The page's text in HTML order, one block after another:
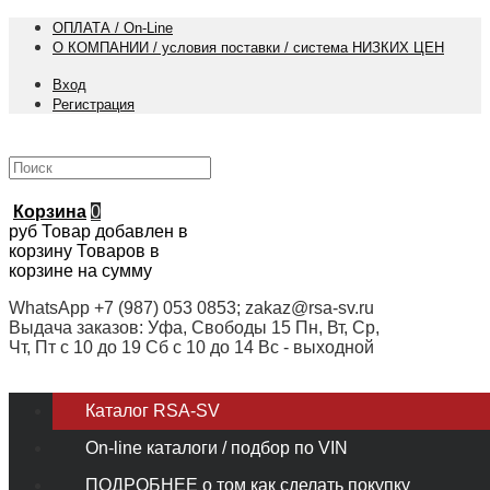
ОПЛАТА / On-Line
О КОМПАНИИ / условия поставки / система НИЗКИХ ЦЕН
Вход
Регистрация
Корзина 0
руб Товар добавлен в
корзину Товаров в
корзине на сумму
WhatsApp +7 (987) 053 0853; zakaz@rsa-sv.ru
Выдача заказов: Уфа, Свободы 15 Пн, Вт, Ср,
Чт, Пт с 10 до 19 Сб с 10 до 14 Вс - выходной
Каталог RSA-SV
On-line каталоги / подбор по VIN
ПОДРОБНЕЕ о том как сделать покупку